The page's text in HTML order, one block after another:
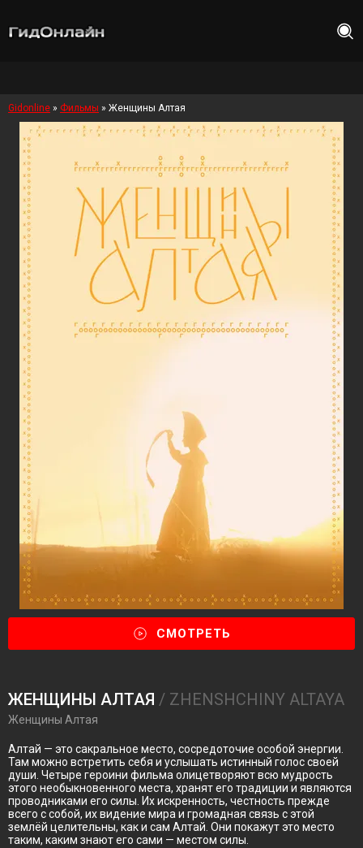
Gidonline » Фильмы » Женщины Алтая
СМОТРЕТЬ
ЖЕНЩИНЫ АЛТАЯ / ZHENSHCHINY ALTAYA
Женщины Алтая
Алтай — это сакральное место, сосредоточие особой энергии.
Там можно встретить себя и услышать истинный голос своей
души. Четыре героини фильма олицетворяют всю мудрость
этого необыкновенного места, хранят его традиции и являются
проводниками его силы. Их искренность, честность прежде
всего с собой, их видение мира и громадная связь с этой
землёй целительны, как и сам Алтай. Они покажут это место
таким, каким знают его сами — местом силы.